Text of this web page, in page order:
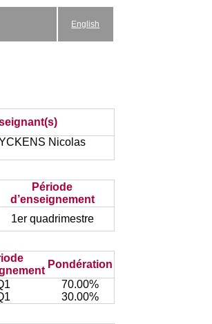
English
Nicolas
Période
d’enseignement
1er quadrimestre
Pondération
70.00%
30.00%